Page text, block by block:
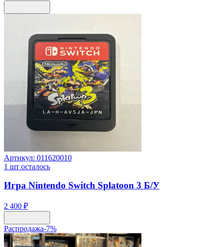
Артикул: 011620010
1 шт осталось
Игра Nintendo Switch Splatoon 3 Б/У
2 400 ₽
Распродажа-7%